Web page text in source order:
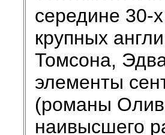
середине 30-
крупных
Томсона,
элементы
(романы
наивысшего